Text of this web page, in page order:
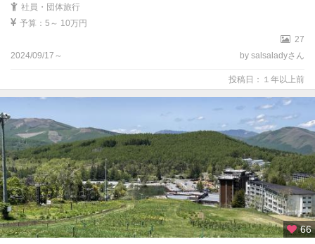
社員・団体旅行
予算：5～ 10万円
27
2024/09/17～
by salsaladyさん
投稿日：１年以上前
66